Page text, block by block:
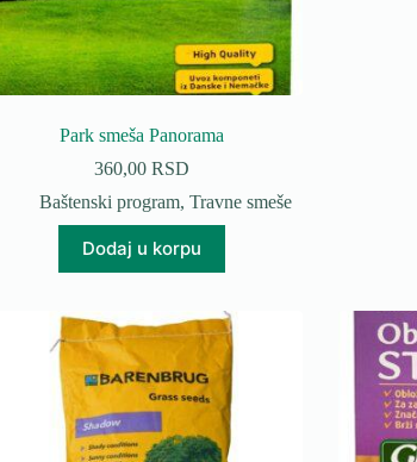
Park smeša Panorama
360,00 RSD
Baštenski program, Travne smeše
Dodaj u korpu